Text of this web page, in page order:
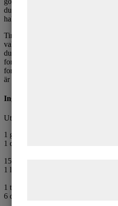
du vår
hallon = 1,75 dl.
Tina den frysta purén i ugnen på
val av gelatin och mixa väl. Väljer
du blanda den i kall puré, men då
fort. Använd en kanna eller
formarna. Låt stelna i kylen och
är helt frusen kan du försiktigt trycka
Ingredienser
Utgå ifrån det gelatin du arbetar med
1 gelatinblad (gris)
1 dl hallonpuré
150 g texture pulvergelatin (nöt)
1 liter hallonpuré
1 tsk agar agar (vegan)
6 dl